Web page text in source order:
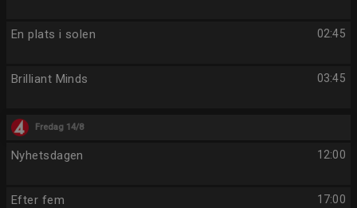
02:45
En plats i solen
03:45
Brilliant Minds
Fredag 14/8
12:00
Nyhetsdagen
17:00
Efter fem